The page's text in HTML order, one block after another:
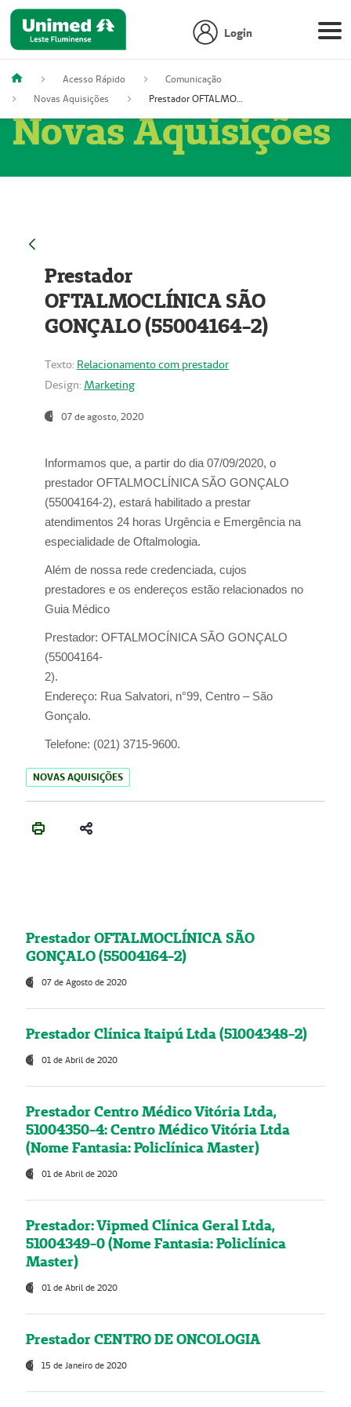
Login
Acesso Rápido
Comunicação
Novas Aquisições
Prestador OFTALMOCLÍNICA SÃO GONÇALO (55004164-2)
Novas Aquisições
Prestador
OFTALMOCLÍNICA SÃO
GONÇALO (55004164-2)
Texto: Relacionamento com prestador
Design: Marketing
07 de agosto, 2020
Informamos que, a partir do dia 07/09/2020, o
prestador OFTALMOCLÍNICA SÃO GONÇALO
(55004164-2), estará habilitado a prestar
atendimentos 24 horas Urgência e Emergência na
especialidade de Oftalmologia.
Além de nossa rede credenciada, cujos
prestadores e os endereços estão relacionados no
Guia Médico
Prestador: OFTALMOCÍNICA SÃO GONÇALO
(55004164-
2).
Endereço: Rua Salvatori, n°99, Centro – São
Gonçalo.
Telefone: (021) 3715-9600.
NOVAS AQUISIÇÕES
Prestador OFTALMOCLÍNICA SÃO
GONÇALO (55004164-2)
07 de Agosto de 2020
Prestador Clínica Itaipú Ltda (51004348-2)
01 de Abril de 2020
Prestador Centro Médico Vitória Ltda,
51004350-4: Centro Médico Vitória Ltda
(Nome Fantasia: Policlínica Master)
01 de Abril de 2020
Prestador: Vipmed Clínica Geral Ltda,
51004349-0 (Nome Fantasia: Policlínica
Master)
01 de Abril de 2020
Prestador CENTRO DE ONCOLOGIA
15 de Janeiro de 2020